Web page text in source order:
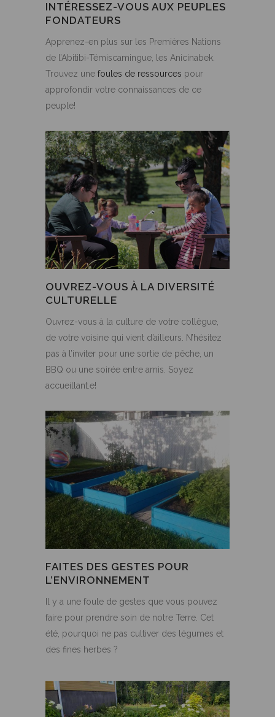
INTÉRESSEZ-VOUS AUX PEUPLES
FONDATEURS
Apprenez-en plus sur les Premières Nations
de l’Abitibi-Témiscamingue, les Anicinabek.
Trouvez une foules de ressources pour
approfondir votre connaissances de ce
peuple!
OUVREZ-VOUS À LA DIVERSITÉ
CULTURELLE
Ouvrez-vous à la culture de votre collègue,
de votre voisine qui vient d’ailleurs. N’hésitez
pas à l’inviter pour une sortie de pêche, un
BBQ ou une soirée entre amis. Soyez
accueillant.e!
FAITES DES GESTES POUR
L’ENVIRONNEMENT
Il y a une foule de gestes que vous pouvez
faire pour prendre soin de notre Terre. Cet
été, pourquoi ne pas cultiver des légumes et
des fines herbes ?